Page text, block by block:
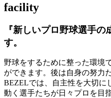
facility
『新しいプロ野球選手の
す。
野球をするために整った環境
ができます。後は自身の努力
BEZELでは、自主性を大切に
動く選手たちが日々プロを目